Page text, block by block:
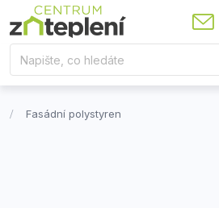
na
obsah
Fasádní polystyren